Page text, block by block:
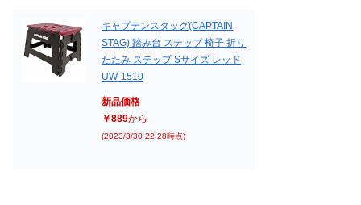
キャプテンスタッグ(CAPTAIN
STAG) 踏み台 ステップ 椅子 折り
たたみ ステップ Sサイズ レッド
UW-1510
新品価格
￥889から
(2023/3/30 22:28時点)